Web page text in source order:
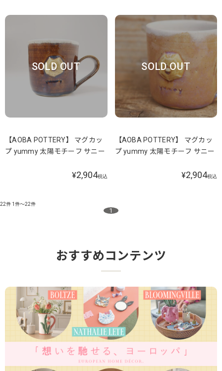
SOLD OUT
【AOBA POTTERY】 マグカッ
プ yummy 太陽モチーフ サニー
¥2,904税込
SOLD OUT
【AOBA POTTERY】 マグカッ
プ yummy 太陽モチーフ サニー
¥2,904税込
22件 1件～22件
1
おすすめコンテンツ